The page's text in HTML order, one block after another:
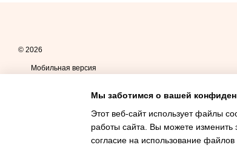
© 2026
Мобильная версия
Мы заботимся о вашей
Этот веб-сайт использует файлы
работы сайта. Вы можете изменить
согласие на использование